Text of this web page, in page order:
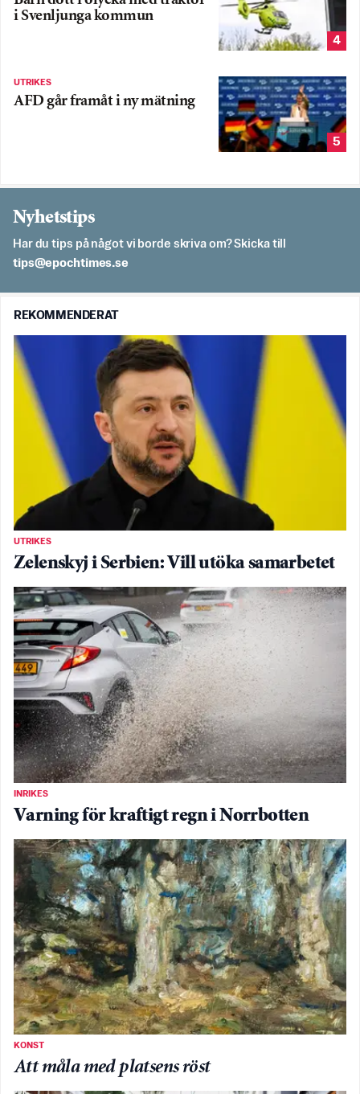
i Svenljunga kommun
4
UTRIKES
AFD går framåt i ny mätning
5
Nyhetstips
Har du tips på något vi borde skriva om? Skicka till
es.semithcope@spit
REKOMMENDERAT
UTRIKES
Zelenskyj i Serbien: Vill utöka samarbetet
INRIKES
Varning för kraftigt regn i Norrbotten
KONST
Att måla med platsens röst